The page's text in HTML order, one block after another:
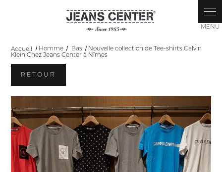
Accueil Homme Bas
Nouvelle collection de Tee-shirts Calvin
Klein Chez Jeans Center à Nîmes
RETOUR